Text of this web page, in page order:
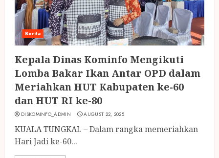
Berita
Kepala Dinas Kominfo Mengikuti
Lomba Bakar Ikan Antar OPD dalam
Meriahkan HUT Kabupaten ke-60
dan HUT RI ke-80
DISKOMINFO_ADMIN AUGUST 22, 2025
KUALA TUNGKAL – Dalam rangka memeriahkan
Hari Jadi ke-60...